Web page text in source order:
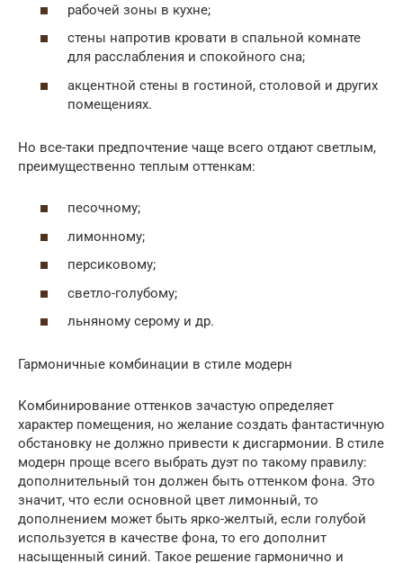
рабочей зоны в кухне;
стены напротив кровати в спальной комнате
для расслабления и спокойного сна;
акцентной стены в гостиной, столовой и других
помещениях.
Но все-таки предпочтение чаще всего отдают светлым,
преимущественно теплым оттенкам:
песочному;
лимонному;
персиковому;
светло-голубому;
льняному серому и др.
Гармоничные комбинации в стиле модерн
Комбинирование оттенков зачастую определяет
характер помещения, но желание создать фантастичную
обстановку не должно привести к дисгармонии. В стиле
модерн проще всего выбрать дуэт по такому правилу:
дополнительный тон должен быть оттенком фона. Это
значит, что если основной цвет лимонный, то
дополнением может быть ярко-желтый, если голубой
используется в качестве фона, то его дополнит
насыщенный синий. Такое решение гармонично и